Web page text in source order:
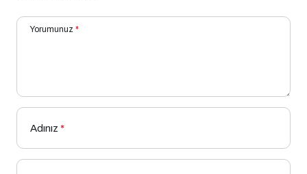
Yorumunuz *
Adınız *